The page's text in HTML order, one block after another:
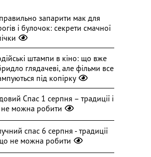
запарити мак для
і булочок: секрети смачної
штампи в кіно: що вже
глядачеві, але фільми все
під копірку
Спас 1 серпня – традиції і
можна робити
спас 6 серпня - традиції
не можна робити